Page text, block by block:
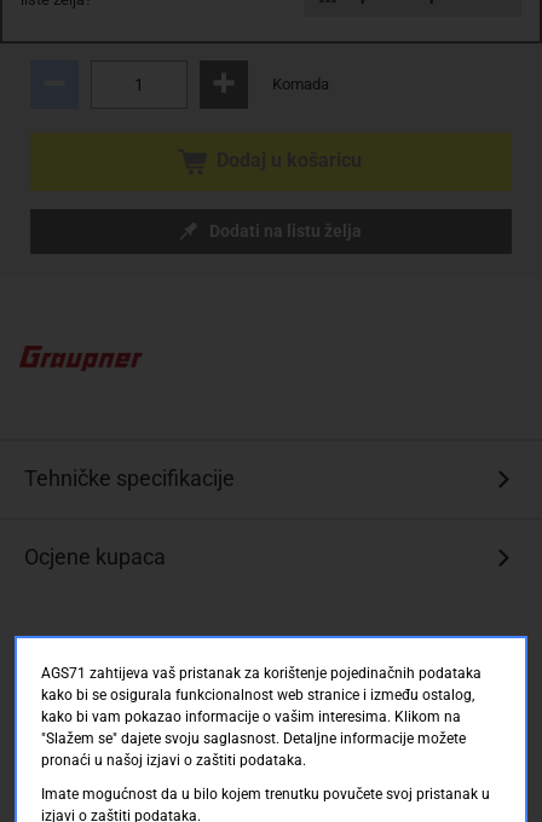
Komada
Dodati na listu želja
Tehničke specifikacije
Ocjene kupaca
AGS71 zahtijeva vaš pristanak za korištenje pojedinačnih podataka
kako bi se osigurala funkcionalnost web stranice i između ostalog,
kako bi vam pokazao informacije o vašim interesima. Klikom na
"Slažem se" dajete svoju saglasnost. Detaljne informacije možete
pronaći u našoj izjavi o zaštiti podataka.
Imate mogućnost da u bilo kojem trenutku povučete svoj pristanak u
izjavi o zaštiti podataka.